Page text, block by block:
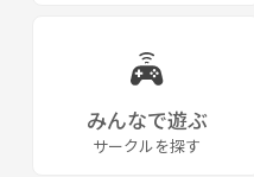
みんなで遊ぶ
サークルを探す